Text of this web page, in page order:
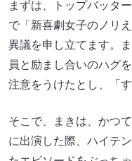
まずは、トップバッタ
で「新喜劇女子のノリ
異議を申し立てます。
員と励まし合いのハグ
注意をうけたとし、「
そこで、まきは、かつ
に出演した際、ハイテ